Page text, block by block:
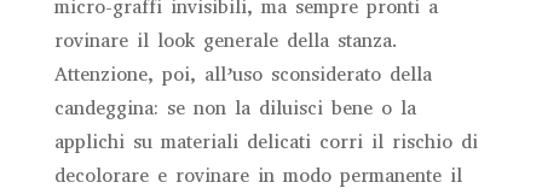
micro-graffi invisibili, ma sempre pronti a
rovinare il look generale della stanza.
Attenzione, poi, all’uso sconsiderato della
candeggina: se non la diluisci bene o la
applichi su materiali delicati corri il rischio di
decolorare e rovinare in modo permanente il